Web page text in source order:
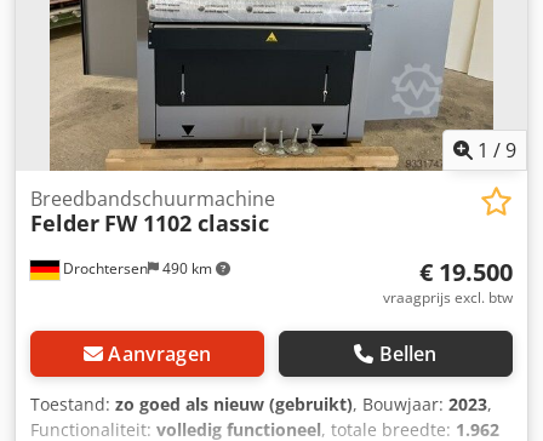
1 /9
Drochtersen 490 km
Breedbandschuurmachine
Felder FW 1102 classic
€ 19.500
vraagprijs excl. btw
Aanvragen Bellen
Toestand: zo goed als nieuw (gebruikt), Bouwjaar: 2023,
Functionaliteit: volledig functioneel, totale breedte: 1.962